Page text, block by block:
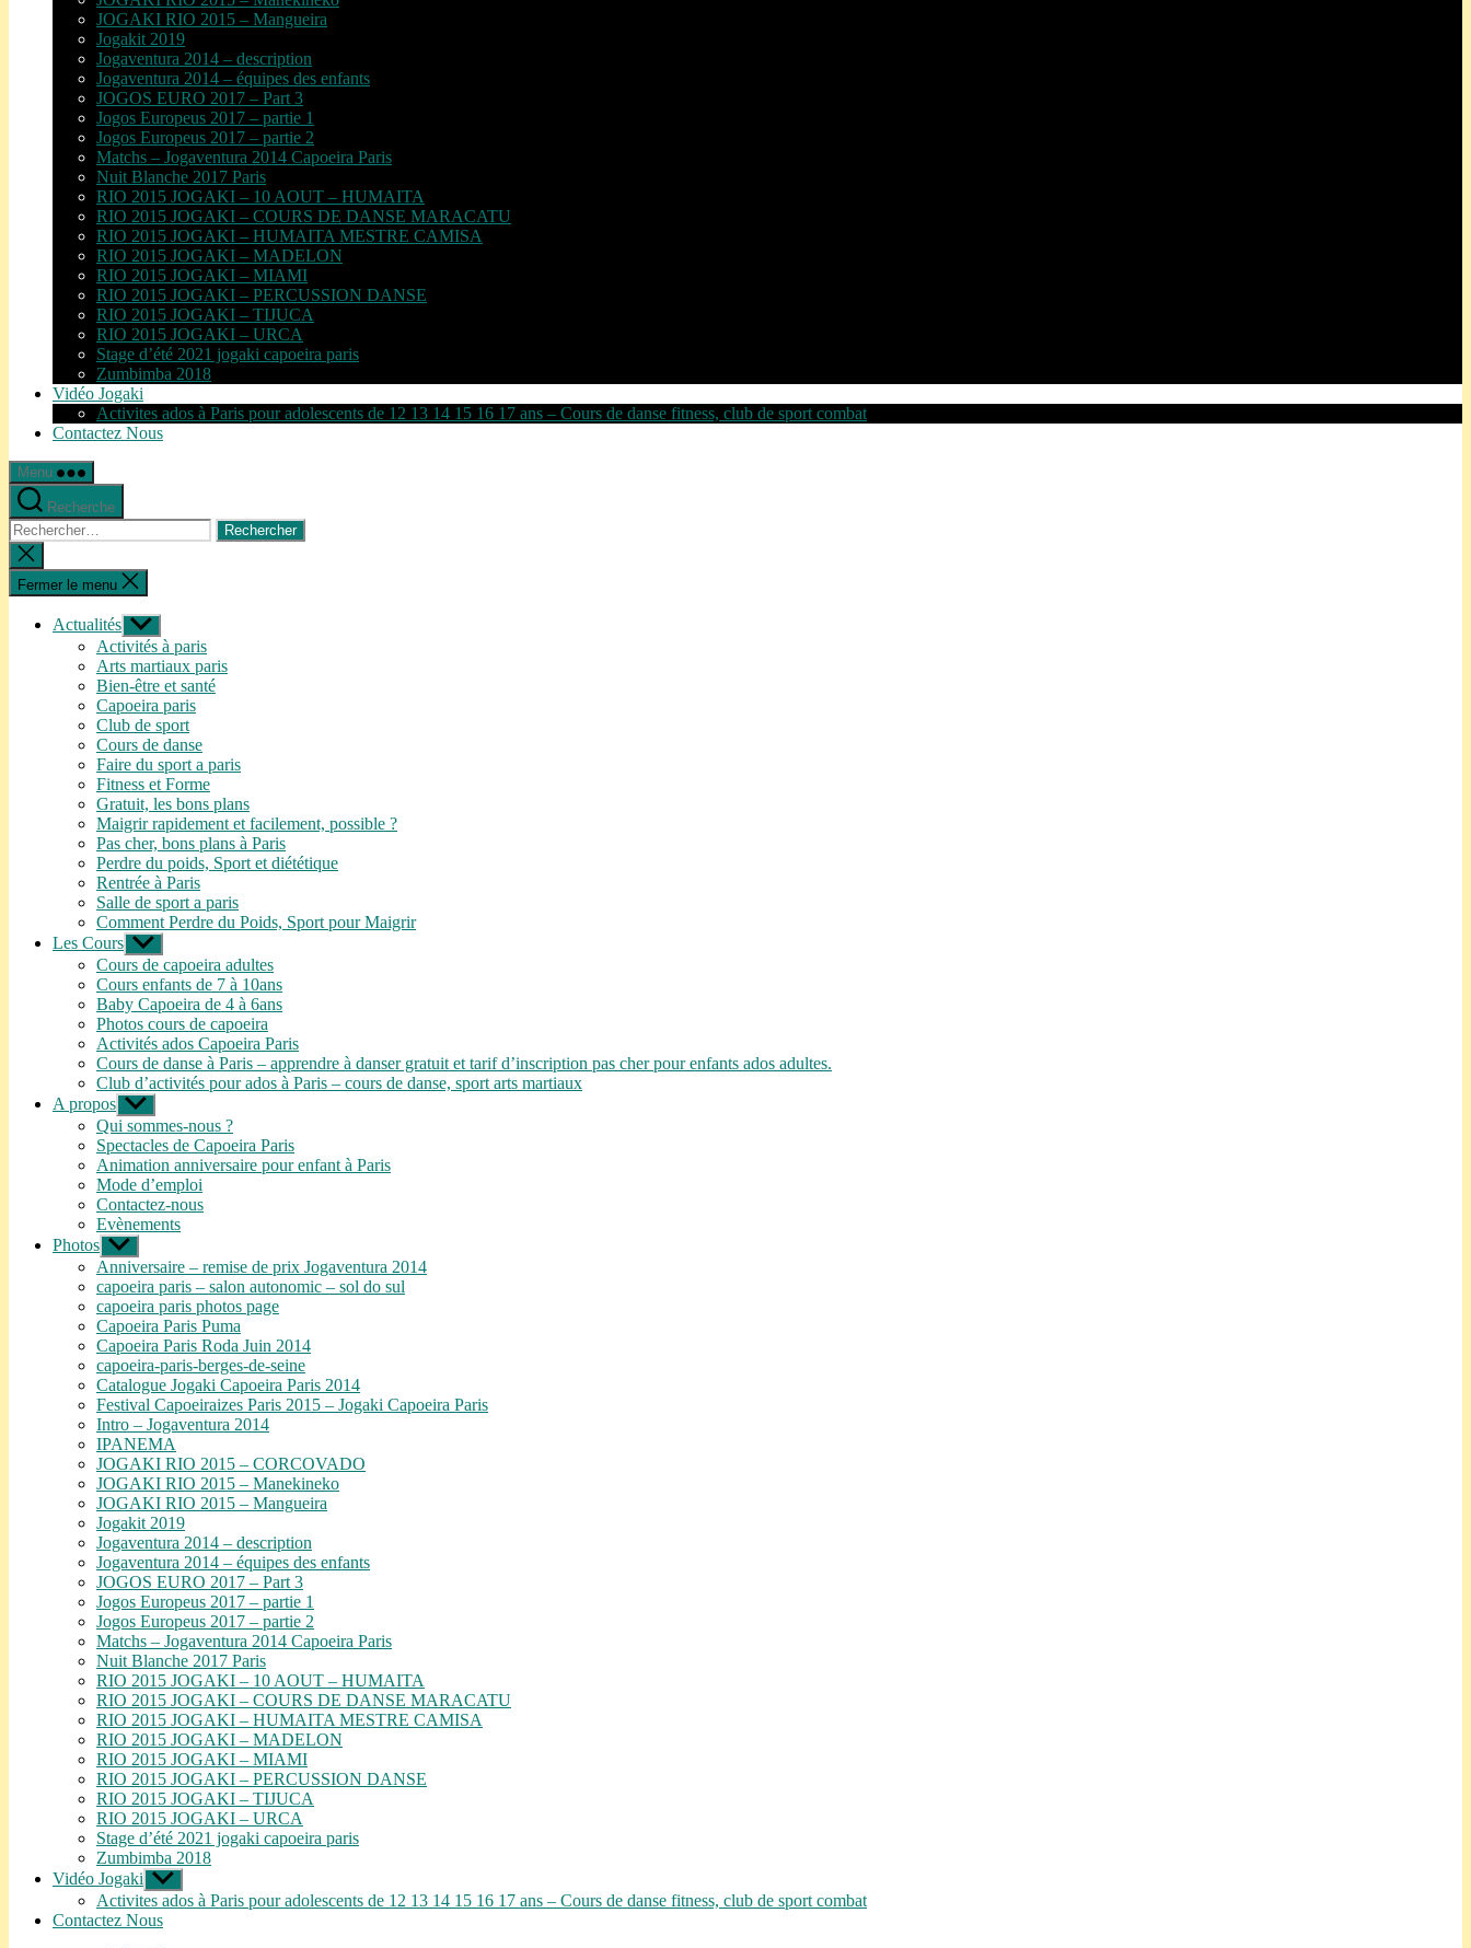
JOGAKI RIO 2015 – Mangueira
Jogakit 2019
Jogaventura 2014 – description
Jogaventura 2014 – équipes des enfants
JOGOS EURO 2017 – Part 3
Jogos Europeus 2017 – partie 1
Jogos Europeus 2017 – partie 2
Matchs – Jogaventura 2014 Capoeira Paris
Nuit Blanche 2017 Paris
RIO 2015 JOGAKI – 10 AOUT – HUMAITA
RIO 2015 JOGAKI – COURS DE DANSE MARACATU
RIO 2015 JOGAKI – HUMAITA MESTRE CAMISA
RIO 2015 JOGAKI – MADELON
RIO 2015 JOGAKI – MIAMI
RIO 2015 JOGAKI – PERCUSSION DANSE
RIO 2015 JOGAKI – TIJUCA
RIO 2015 JOGAKI – URCA
Stage d’été 2021 jogaki capoeira paris
Zumbimba 2018
Vidéo Jogaki
Activites ados à Paris pour adolescents de 12 13 14 15 16 17 ans – Cours de danse fitness, club de sport combat
Contactez Nous
Menu
Recherche
Rechercher :
Fermer
la
recherche
Fermer le menu
Actualités Afficher
le
sous-
menu
Activités à paris
Arts martiaux paris
Bien-être et santé
Capoeira paris
Club de sport
Cours de danse
Faire du sport a paris
Fitness et Forme
Gratuit, les bons plans
Maigrir rapidement et facilement, possible ?
Pas cher, bons plans à Paris
Perdre du poids, Sport et diététique
Rentrée à Paris
Salle de sport a paris
Comment Perdre du Poids, Sport pour Maigrir
Les Cours Afficher
le
sous-
menu
Cours de capoeira adultes
Cours enfants de 7 à 10ans
Baby Capoeira de 4 à 6ans
Photos cours de capoeira
Activités ados Capoeira Paris
Cours de danse à Paris – apprendre à danser gratuit et tarif d’inscription pas cher pour enfants ados adultes.
Club d’activités pour ados à Paris – cours de danse, sport arts martiaux
A propos Afficher
le
sous-
menu
Qui sommes-nous ?
Spectacles de Capoeira Paris
Animation anniversaire pour enfant à Paris
Mode d’emploi
Contactez-nous
Evènements
Photos Afficher
le
sous-
menu
Anniversaire – remise de prix Jogaventura 2014
capoeira paris – salon autonomic – sol do sul
capoeira paris photos page
Capoeira Paris Puma
Capoeira Paris Roda Juin 2014
capoeira-paris-berges-de-seine
Catalogue Jogaki Capoeira Paris 2014
Festival Capoeiraizes Paris 2015 – Jogaki Capoeira Paris
Intro – Jogaventura 2014
IPANEMA
JOGAKI RIO 2015 – CORCOVADO
JOGAKI RIO 2015 – Manekineko
JOGAKI RIO 2015 – Mangueira
Jogakit 2019
Jogaventura 2014 – description
Jogaventura 2014 – équipes des enfants
JOGOS EURO 2017 – Part 3
Jogos Europeus 2017 – partie 1
Jogos Europeus 2017 – partie 2
Matchs – Jogaventura 2014 Capoeira Paris
Nuit Blanche 2017 Paris
RIO 2015 JOGAKI – 10 AOUT – HUMAITA
RIO 2015 JOGAKI – COURS DE DANSE MARACATU
RIO 2015 JOGAKI – HUMAITA MESTRE CAMISA
RIO 2015 JOGAKI – MADELON
RIO 2015 JOGAKI – MIAMI
RIO 2015 JOGAKI – PERCUSSION DANSE
RIO 2015 JOGAKI – TIJUCA
RIO 2015 JOGAKI – URCA
Stage d’été 2021 jogaki capoeira paris
Zumbimba 2018
Vidéo Jogaki Afficher
le
sous-
menu
Activites ados à Paris pour adolescents de 12 13 14 15 16 17 ans – Cours de danse fitness, club de sport combat
Contactez Nous